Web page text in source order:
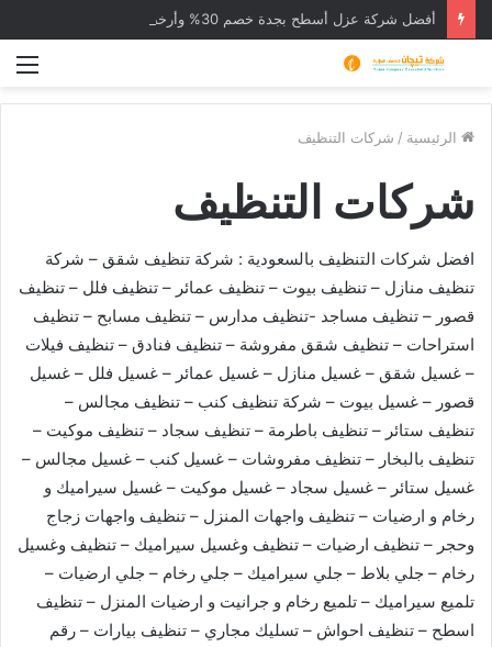
أفضل شركة عزل أسطح بجدة خصم 30% وأرخص شركة عوازل
الرئيسية / شركات التنظيف
شركات التنظيف
افضل شركات التنظيف بالسعودية : شركة تنظيف شقق – شركة
تنظيف منازل – تنظيف بيوت – تنظيف عمائر – تنظيف فلل – تنظيف
قصور – تنظيف مساجد -تنظيف مدارس – تنظيف مسابح – تنظيف
استراحات – تنظيف شقق مفروشة – تنظيف فنادق – تنظيف فيلات
– غسيل شقق – غسيل منازل – غسيل عمائر – غسيل فلل – غسيل
قصور – غسيل بيوت – شركة تنظيف كنب – تنظيف مجالس –
تنظيف ستائر – تنظيف باطرمة – تنظيف سجاد – تنظيف موكيت –
تنظيف بالبخار – تنظيف مفروشات – غسيل كنب – غسيل مجالس –
غسيل ستائر – غسيل سجاد – غسيل موكيت – غسيل سيراميك و
رخام و ارضيات – تنظيف واجهات المنزل – تنظيف واجهات زجاج
وحجر – تنظيف ارضيات – تنظيف وغسيل سيراميك – تنظيف وغسيل
رخام – جلي بلاط – جلي سيراميك – جلي رخام – جلي ارضيات –
تلميع سيراميك – تلميع رخام و جرانيت و ارضيات المنزل – تنظيف
اسطح – تنظيف احواش – تسليك مجاري – تنظيف بيارات – رقم